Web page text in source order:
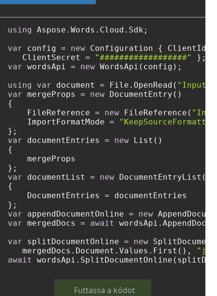
using Aspose.Words.Cloud.Sdk;
var config = new Configuration { ClientId
   ClientSecret =
"##################"
var wordsApi = new WordsApi(config);
using
var document = File.OpenRead(
var mergeProps = new DocumentEntry()
{
    FileReference =
new FileReference(
    ImportFormatMode =
var documentEntries = new List()
{
    mergeProps
var documentList = new DocumentEntryList()
{
    DocumentEntries = documentEntries
var appendDocumentOnline = new
var mergedDocs = await
var splitDocumentOnline = new
   mergedDocs.Document.Values.First(),
await
Futtassa a kódot